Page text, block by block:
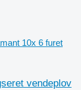
10x 6 furet
vendeplov